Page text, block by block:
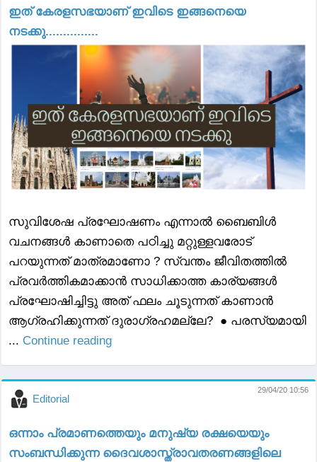
ഇത് കേരളസഭയാണ് ഇവിടെ ഇങ്ങനെയെ
നടക്കു...............
സുവിശേഷ പ്രഘോഷണം എന്നാൽ ബൈബിൾ
വചനങ്ങൾ കാണാതെ പഠിച്ചു മറ്റുള്ളവരോട്
പറയുന്നത് മാത്രമാണോ ? സ്വന്തം ജീവിതത്തിൽ
പ്രവർത്തികമാക്കാൻ സാധിക്കാത്ത കാര്യങ്ങൾ
പ്രഘോഷിച്ചിട്ടു അത് ഫലം ചൂടുന്നത് കാണാൻ
ആഗ്രഹിക്കുന്നത് ദുരാഗ്രഹമല്ലേ? ● പരസ്യമായി
... Continue reading
Editorial
29/04/20 10:56
ഒന്നാം പ്രമാണത്തെയും മനുഷ്യ രക്ഷയെയും
സംബന്ധിക്കുന്ന ദൈവശാസ്ത്രാവതരണങ്ങളിലെ